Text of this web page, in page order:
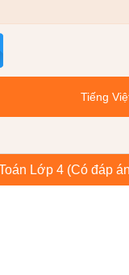
Tiếng
Lớp 4 (Có đáp